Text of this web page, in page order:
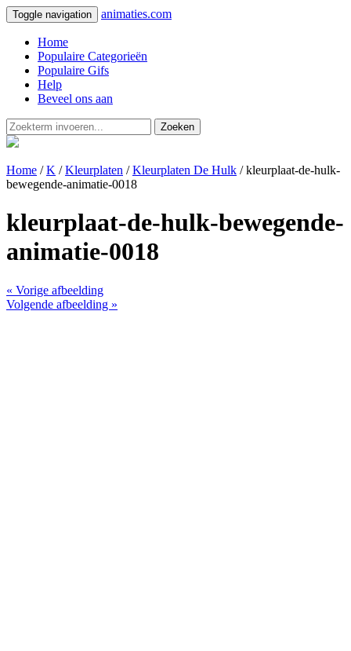
Toggle navigation animaties.com
Home
Populaire Categorieën
Populaire Gifs
Help
Beveel ons aan
Zoeken
Home /K /Kleurplaten /Kleurplaten De Hulk / kleurplaat-de-hulk-
bewegende-animatie-0018
kleurplaat-de-hulk-bewegende-
animatie-0018
« Vorige afbeelding
Volgende afbeelding »